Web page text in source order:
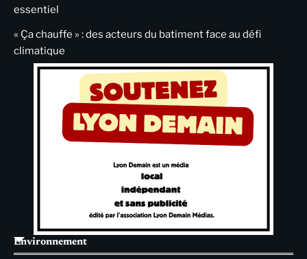
essentiel
« Ça chauffe » : des acteurs du batiment face au défi
climatique
Environnement